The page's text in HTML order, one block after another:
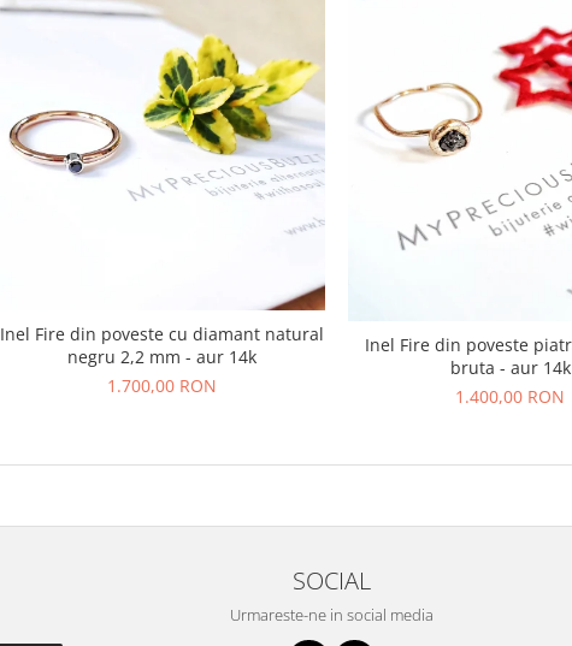
Inel Fire din poveste cu diamant natural
negru 2,2 mm - aur 14k
1.700,00 RON
Inel Fire din poveste
bruta - aur 14k
1.400,00 RON
SOCIAL
Urmareste-ne in social media